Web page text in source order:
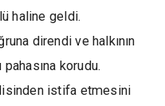
haline geldi.
direndi ve halkının
korudu.
istifa etmesini